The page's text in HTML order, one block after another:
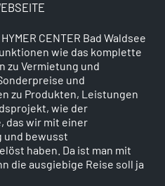
CENTER Bad Waldsee
wie das komplette
zu Vermietung und
und
zu Produkten, Leistungen
wie der
das wir mit einer
und bewusst
haben. Da ist man mit
die ausgiebige Reise soll ja